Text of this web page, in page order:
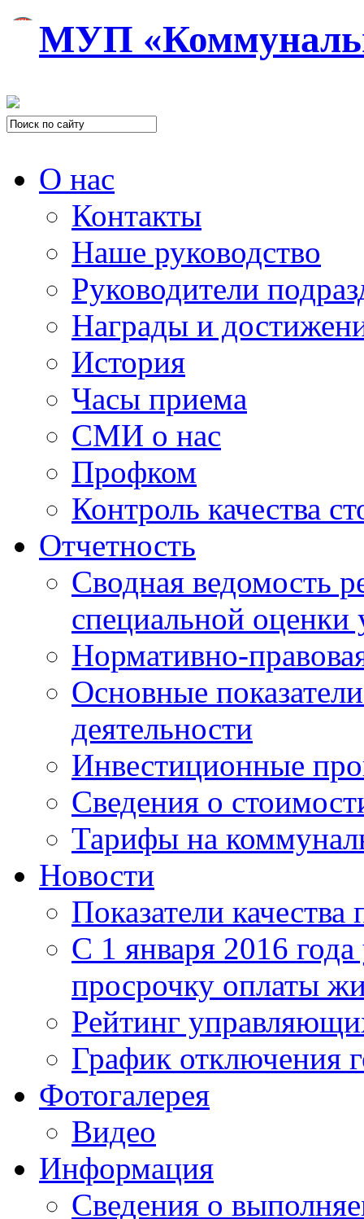
МУП
О нас
Контакты
Наше руководство
Руководители
Награды и
История
Часы приема
СМИ о нас
Профком
Контроль качества
Отчетность
Сводная ведомость
специальной оценки
Нормативно-
Основные
деятельности
Инвестиционные
Сведения о
Тарифы на
Новости
Показатели
С 1 января 2016
просрочку оплаты
Рейтинг
График отключения
Фотогалерея
Видео
Информация
Сведения о